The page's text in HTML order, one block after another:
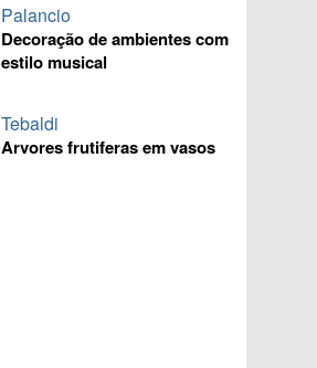
Palancio
Decoração de ambientes com
estilo musical
Tebaldi
Arvores frutiferas em vasos